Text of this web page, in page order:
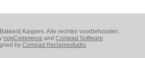
Kaspers. Alle rechten voorbehouden.
nopCommerce and Compad Software
by Compad Reclamestudio